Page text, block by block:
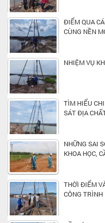
ĐIỂM QUA
CÙNG NỀN
NHIỆM VỤ
TÌM HIỂU
SÁT ĐỊA
NHỮNG SAI
KHOA HỌC,
THỜI ĐIỂM
CÔNG TRÌNH